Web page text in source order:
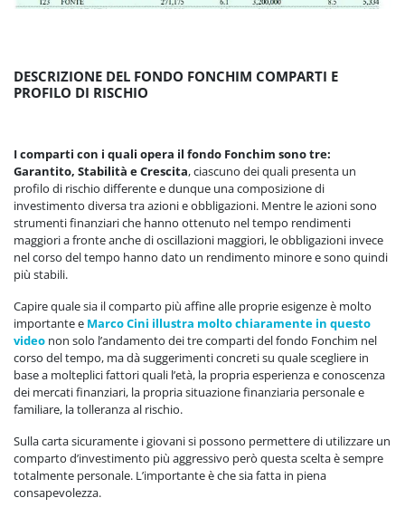
DESCRIZIONE DEL FONDO FONCHIM COMPARTI E
PROFILO DI RISCHIO
I comparti con i quali opera il fondo Fonchim sono tre:
Garantito, Stabilità e Crescita, ciascuno dei quali presenta un
profilo di rischio differente e dunque una composizione di
investimento diversa tra azioni e obbligazioni. Mentre le azioni sono
strumenti finanziari che hanno ottenuto nel tempo rendimenti
maggiori a fronte anche di oscillazioni maggiori, le obbligazioni invece
nel corso del tempo hanno dato un rendimento minore e sono quindi
più stabili.
Capire quale sia il comparto più affine alle proprie esigenze è molto
importante e Marco Cini illustra molto chiaramente in questo
video non solo l’andamento dei tre comparti del fondo Fonchim nel
corso del tempo, ma dà suggerimenti concreti su quale scegliere in
base a molteplici fattori quali l’età, la propria esperienza e conoscenza
dei mercati finanziari, la propria situazione finanziaria personale e
familiare, la tolleranza al rischio.
Sulla carta sicuramente i giovani si possono permettere di utilizzare un
comparto d’investimento più aggressivo però questa scelta è sempre
totalmente personale. L’importante è che sia fatta in piena
consapevolezza.